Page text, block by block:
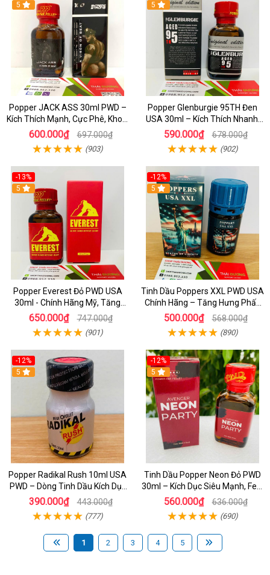
5
Popper JACK ASS 30ml PWD –
Kích Thích Mạnh, Cực Phê, Khoái
Cảm
600.000₫ 697.000₫
(903)
5
Popper Glenburgie 95TH Đen
USA 30ml – Kích Thích Nhanh,
Cảm Giác Cực Phê
590.000₫ 678.000₫
(902)
-13%
5
Popper Everest Đỏ PWD USA
30ml - Chính Hãng Mỹ, Tăng
Khoái Cảm Cực Đỉnh
650.000₫ 747.000₫
(901)
-12%
5
Tinh Dầu Poppers XXL PWD USA
Chính Hãng – Tăng Hưng Phấn
Mạnh Cho Cặp Đôi Top Bot
500.000₫ 568.000₫
(890)
-12%
5
Popper Radikal Rush 10ml USA
PWD – Dòng Tinh Dầu Kích Dục
Cực Mạnh Cho Top & Bot
390.000₫ 443.000₫
(777)
-12%
5
Tinh Dầu Popper Neon Đỏ PWD
30ml – Kích Dục Siêu Mạnh, Feel
Sâu Lâu Cho LGBT
560.000₫ 636.000₫
(690)
1 2 3 4 5